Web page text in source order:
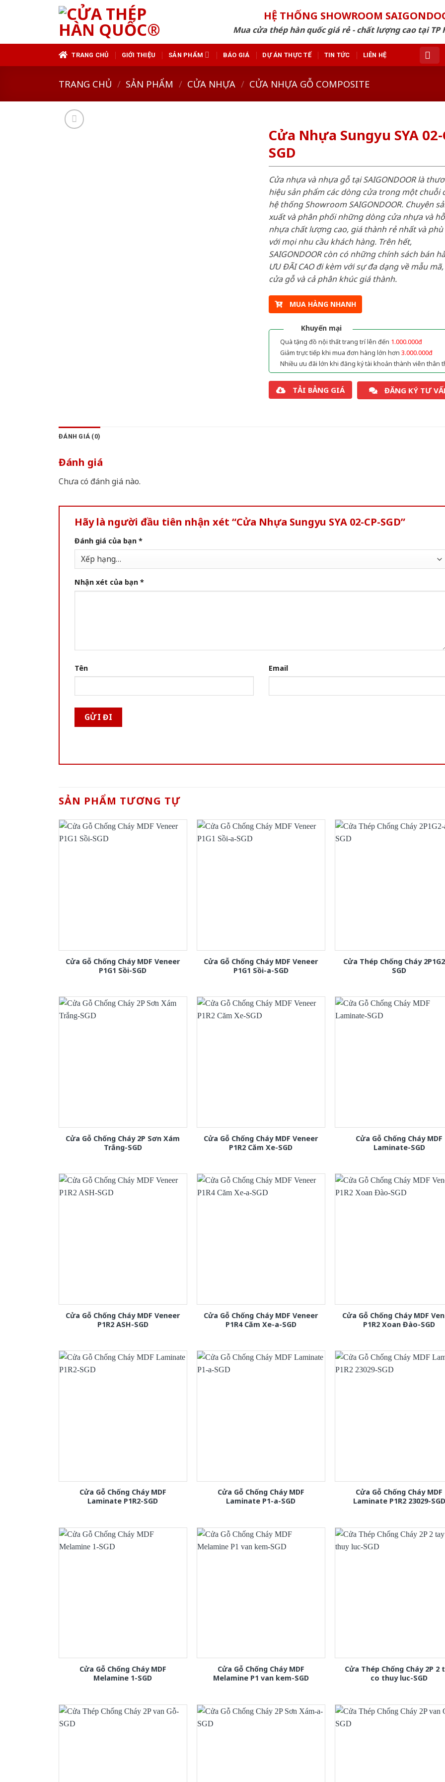
HỆ THỐNG SHOWROOM
Mua cửa thép hàn quốc giá rẻ - chất lượng cao tại TP
TRANG CHỦ GIỚI THIỆU SẢN PHẨM BÁO GIÁ DỰ ÁN THỰC TẾ TIN TỨC LIÊN HỆ
TRANG CHỦ / SẢN PHẨM / CỬA NHỰA / CỬA NHỰA GỖ COMPOSITE
Cửa Nhựa Sungyu SYA 02-
SGD
Cửa nhựa và nhựa gỗ tại SAIGONDOOR là
hiệu sản phẩm các dòng cửa trong một chuỗi
hệ thống Showroom SAIGONDOOR. Chuyên
xuất và phân phối những dòng cửa nhựa và
nhựa chất lượng cao, giá thành rẻ nhất và
với mọi nhu cầu khách hàng. Trên hết,
SAIGONDOOR còn có những chính sách bán
ƯU ĐÃI CAO đi kèm với sự đa dạng về mẫu
cửa gỗ và cả phân khúc giá thành.
MUA HÀNG NHANH
Khuyến mại
Quà tặng đồ nội thất trang trí lên đến 1.000.000đ
Giảm trực tiếp khi mua đơn hàng lớn hơn 3.000.000đ
Nhiều ưu đãi lớn khi đăng ký tài khoản thành viên thân
TẢI BẢNG GIÁ ĐĂNG KÝ TƯ
ĐÁNH GIÁ (0)
Đánh giá
Chưa có đánh giá nào.
Hãy là người đầu tiên nhận xét “Cửa Nhựa Sungyu SYA 02-CP-SGD”
Đánh giá của bạn *
Nhận xét của bạn *
Tên Email
SẢN PHẨM TƯƠNG TỰ
Cửa Gỗ Chống Cháy MDF Veneer
P1G1 Sồi-SGD
Cửa Gỗ Chống Cháy MDF Veneer
P1G1 Sồi-a-SGD
Cửa Thép Chống Cháy
SGD
Cửa Gỗ Chống Cháy 2P Sơn Xám
Trắng-SGD
Cửa Gỗ Chống Cháy MDF Veneer
P1R2 Căm Xe-SGD
Cửa Gỗ Chống Cháy MDF
Laminate-SGD
Cửa Gỗ Chống Cháy MDF Veneer
P1R2 ASH-SGD
Cửa Gỗ Chống Cháy MDF Veneer
P1R4 Căm Xe-a-SGD
Cửa Gỗ Chống Cháy MDF
P1R2 Xoan Đào-SGD
Cửa Gỗ Chống Cháy MDF
Laminate P1R2-SGD
Cửa Gỗ Chống Cháy MDF
Laminate P1-a-SGD
Cửa Gỗ Chống Cháy MDF
Laminate P1R2 23029-SGD
Cửa Gỗ Chống Cháy MDF
Melamine 1-SGD
Cửa Gỗ Chống Cháy MDF
Melamine P1 van kem-SGD
Cửa Thép Chống Cháy 2P 2
co thuy luc-SGD